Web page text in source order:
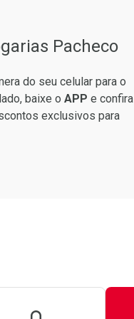
Pacheco
do seu celular para o
baixe o APP e confira
exclusivos para